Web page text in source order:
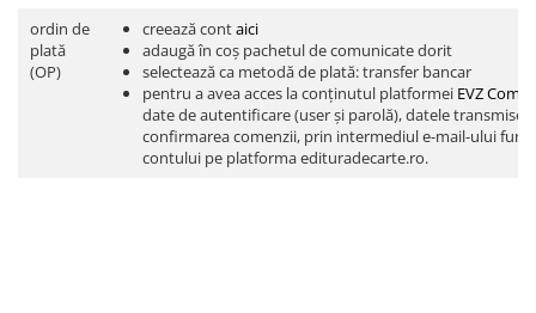
Stiinte/Educatie
Noutăți
ordin de
plată
(OP)
creează contaici
adaugă în coș pachetul de comunicate dorit
selectează ca metodă de plată: transfer bancar
pentru a avea acces la conținutul platformei EVZ
date de autentificare (user și parolă), datele transmise
confirmarea comenzii, prin intermediul e-mail-ului
contului pe platforma edituradecarte.ro.